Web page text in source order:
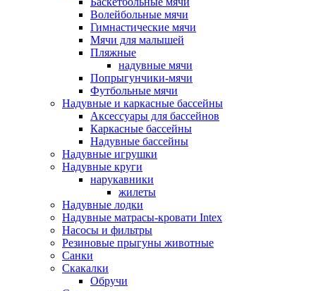
Волейбольные мячи
Гимнастические мячи
Мячи для малышей
Пляжные
надувные мячи
Попрыгунчики-мячи
Футбольные мячи
Надувные и каркасные бассейны
Аксессуары для бассейнов
Каркасные бассейны
Надувные бассейны
Надувные игрушки
Надувные круги
нарукавники
жилеты
Надувные лодки
Надувные матрасы-кровати Intex
Насосы и фильтры
Резиновые прыгуны животные
Санки
Скакалки
Обручи